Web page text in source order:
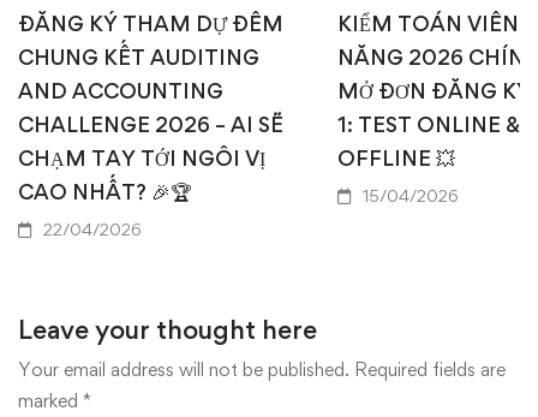
ĐĂNG KÝ THAM DỰ ĐÊM
CHUNG KẾT AUDITING
AND ACCOUNTING
CHALLENGE 2026 – AI SẼ
CHẠM TAY TỚI NGÔI VỊ
CAO NHẤT? 🎉🏆
22/04/2026
KIỂM TOÁN VIÊN
NĂNG 2026
MỞ ĐƠN ĐĂNG KÝ
1: TEST ONLINE &
OFFLINE 💥
15/04/2026
Leave your thought here
Your email address will not be published. Required fields are
marked *